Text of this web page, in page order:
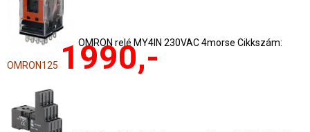
OMRON relé MY4IN 230VAC 4morse Cikkszám:
OMRON125 1990,-